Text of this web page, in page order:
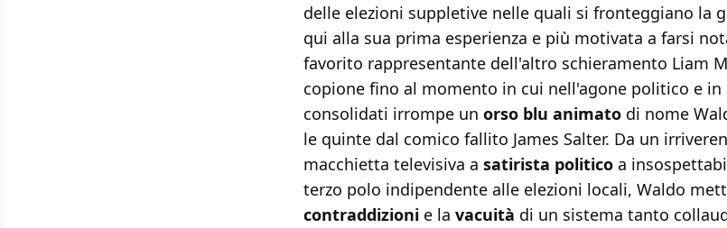
delle elezioni suppletive nelle quali si fronteggiano la
qui alla sua prima esperienza e più motivata a farsi
favorito rappresentante dell'altro schieramento Liam
copione fino al momento in cui nell'agone politico e
consolidati irrompe un orso blu animato di nome
le quinte dal comico fallito James Salter. Da un
macchietta televisiva a satirista politico a
terzo polo indipendente alle elezioni locali, Waldo
contraddizioni e la vacuità di un sistema tanto